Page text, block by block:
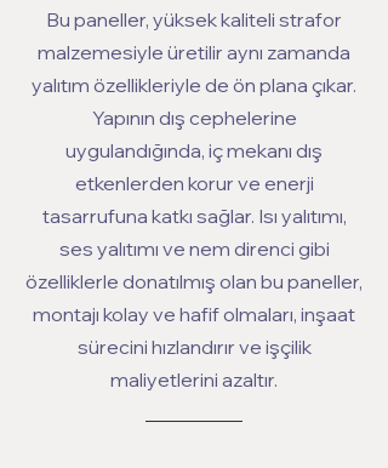
Bu paneller, yüksek kaliteli strafor
malzemesiyle üretilir aynı zamanda
yalıtım özellikleriyle de ön plana çıkar.
Yapının dış cephelerine
uygulandığında, iç mekanı dış
etkenlerden korur ve enerji
tasarrufuna katkı sağlar. Isı yalıtımı,
ses yalıtımı ve nem direnci gibi
özelliklerle donatılmış olan bu paneller,
montajı kolay ve hafif olmaları, inşaat
sürecini hızlandırır ve işçilik
maliyetlerini azaltır.